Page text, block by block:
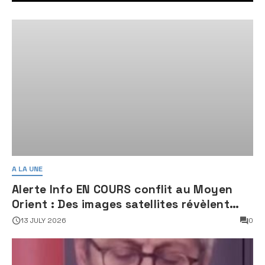
A LA UNE
Alerte Info EN COURS conflit au Moyen
Orient : Des images satellites révèlent
une activité jugée « inquiétante » sur
13 JULY 2026 0